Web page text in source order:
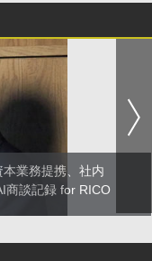
業務提携、社内
商談記録 for RICO